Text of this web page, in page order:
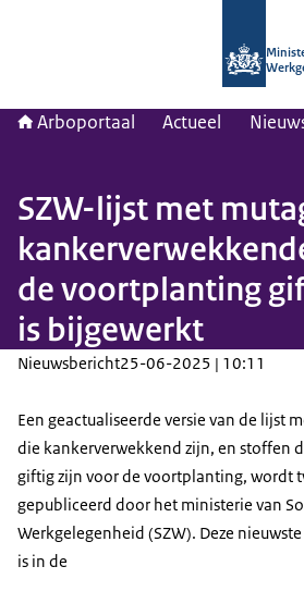
Arboportaal Actueel
SZW-lijst met
de voortplanting
is bijgewerkt
Nieuwsbericht25-06-2025 | 10:11
Een geactualiseerde versie van de lijst
die kankerverwekkend zijn, en stoffen
giftig zijn voor de voortplanting, wordt
gepubliceerd door het ministerie van
Werkgelegenheid (SZW). Deze
is in de